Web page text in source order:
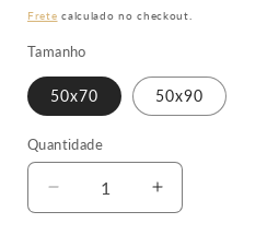
normal
Frete calculado no checkout.
Tamanho
50x70 50x90
Quantidade
Diminuir
a
Aumentar
a